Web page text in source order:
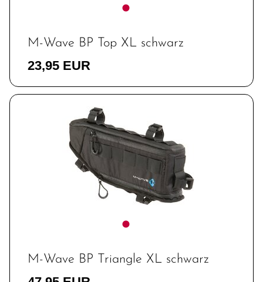
M-Wave BP Top XL schwarz
23,95 EUR
M-Wave BP Triangle XL schwarz